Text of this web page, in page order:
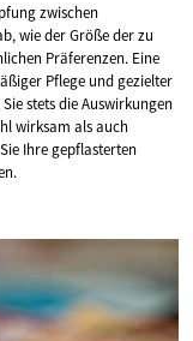
zwischen
wie der Größe der zu
Präferenzen. Eine
Pflege und gezielter
stets die Auswirkungen
wirksam als auch
Ihre gepflasterten